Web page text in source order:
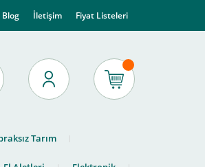
Blog İletişim Fiyat Listeleri
Tarım